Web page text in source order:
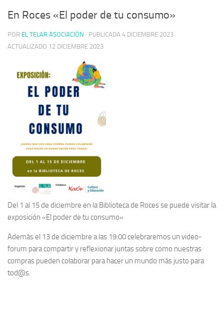
En Roces «El poder de tu consumo»
POR EL TELAR ASOCIACIÓN · PUBLICADA 4 DICIEMBRE 2023 ·
ACTUALIZADO 12 DICIEMBRE 2023
Del 1 al 15 de diciembre en la Biblioteca de Roces se puede visitar la
exposición «El poder de tu consumo»
Además el 13 de diciembre a las 19:00 celebraremos un video-
forum para compartir y reflexionar juntas sobre como nuestras
compras pueden colaborar para hacer un mundo más justo para
tod@s.